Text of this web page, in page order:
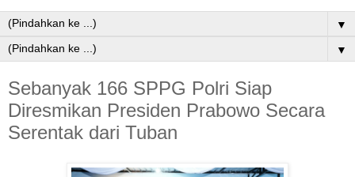
▼
▼
Sebanyak 166 SPPG Polri Siap
Diresmikan Presiden Prabowo Secara
Serentak dari Tuban